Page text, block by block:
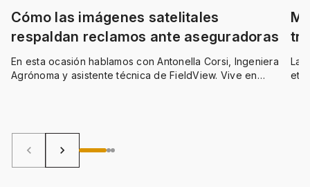
Cómo las imágenes satelitales
respaldan reclamos ante aseguradoras
En esta ocasión hablamos con Antonella Corsi, Ingeniera
Agrónoma y asistente técnica de FieldView. Vive en
La
keyboard_arrow_left keyboard_arrow_right